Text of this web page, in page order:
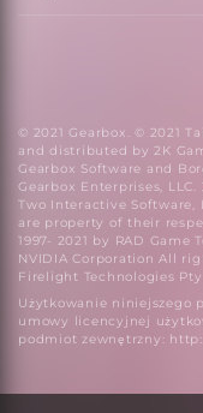
© 2021 Gearbox. © 2021
and distributed by 2K
Gearbox Software and
Gearbox Enterprises,
Two Interactive
are property of their
1997- 2021 by RAD Game
NVIDIA Corporation All
Firelight Technologies
Użytkowanie niniejszego
umowy licencyjnej
podmiot zewnętrzny: